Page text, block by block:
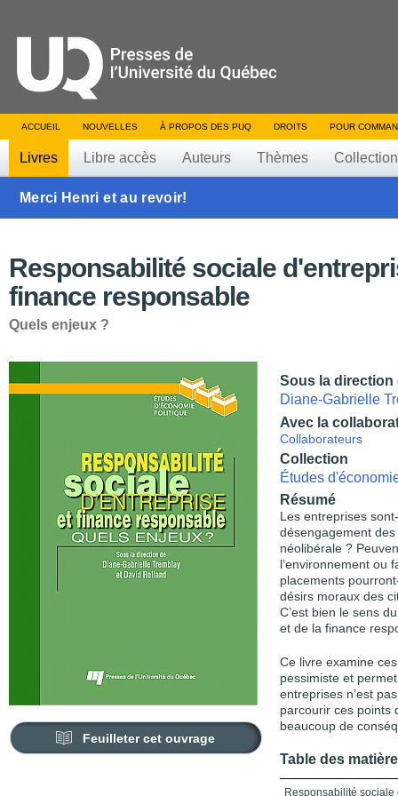
ACCUEIL NOUVELLES À PROPOS DES PUQ DROITS POUR
Livres Libre accès Auteurs Thèmes
Merci Henri et au revoir!
Responsabilité sociale
finance responsable
Quels enjeux ?
Feuilleter cet ouvrage
Sous la direction
Diane-Gabrielle
Avec la
Collaborateurs
Collection
Études
Résumé
Les entreprises
désengagement
néolibérale ?
l’environnement ou
placements
désirs moraux des
C’est bien le sens
et de la finance
Ce livre examine
pessimiste et
entreprises n’est
parcourir ces points
beaucoup de
Table des
Responsabilité